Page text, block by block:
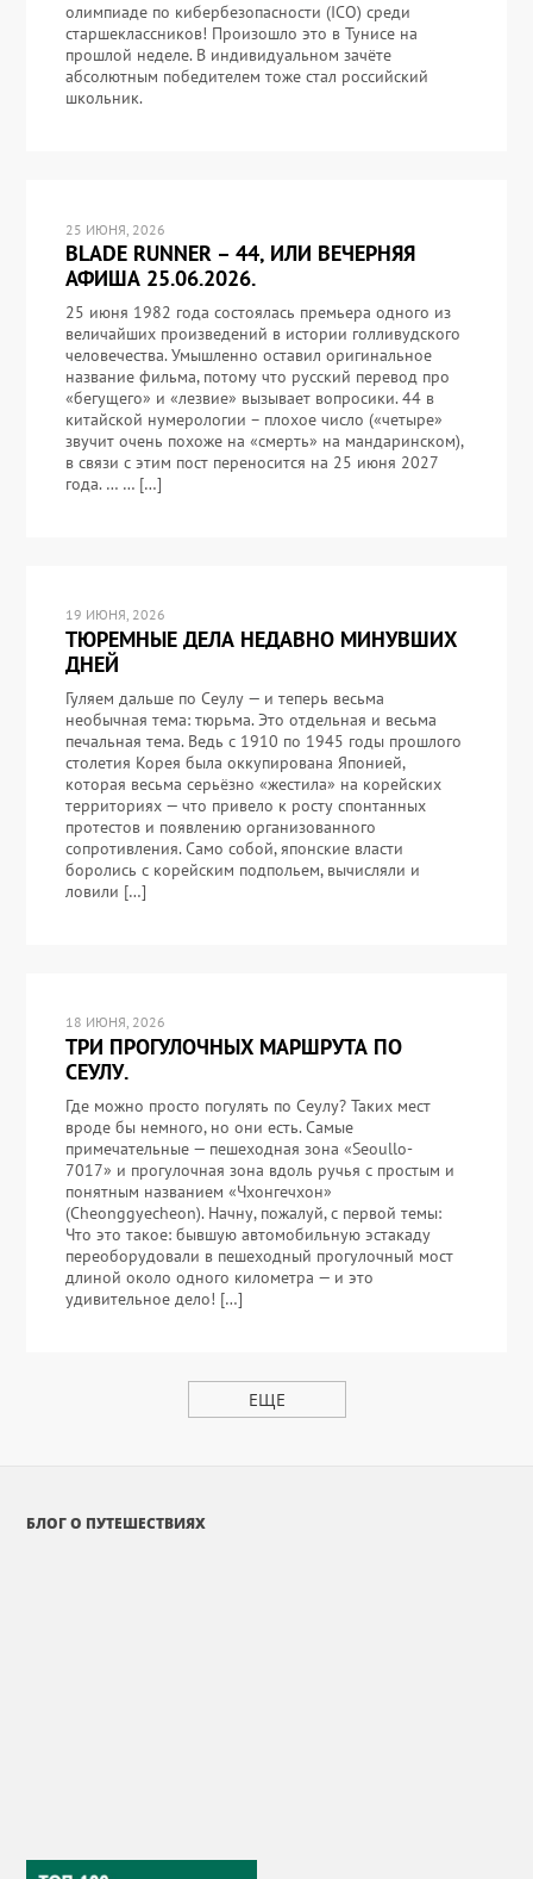
олимпиаде по кибербезопасности (ICO) среди
старшеклассников! Произошло это в Тунисе на
прошлой неделе. В индивидуальном зачёте
абсолютным победителем тоже стал российский
школьник.
25 ИЮНЯ, 2026
BLADE RUNNER – 44, ИЛИ ВЕЧЕРНЯЯ
АФИША 25.06.2026.
25 июня 1982 года состоялась премьера одного из
величайших произведений в истории голливудского
человечества. Умышленно оставил оригинальное
название фильма, потому что русский перевод про
«бегущего» и «лезвие» вызывает вопросики. 44 в
китайской нумерологии – плохое число («четыре»
звучит очень похоже на «смерть» на мандаринском),
в связи с этим пост переносится на 25 июня 2027
года. … … […]
19 ИЮНЯ, 2026
ТЮРЕМНЫЕ ДЕЛА НЕДАВНО МИНУВШИХ
ДНЕЙ
Гуляем дальше по Сеулу — и теперь весьма
необычная тема: тюрьма. Это отдельная и весьма
печальная тема. Ведь с 1910 по 1945 годы прошлого
столетия Корея была оккупирована Японией,
которая весьма серьёзно «жестила» на корейских
территориях — что привело к росту спонтанных
протестов и появлению организованного
сопротивления. Само собой, японские власти
боролись с корейским подпольем, вычисляли и
ловили […]
18 ИЮНЯ, 2026
ТРИ ПРОГУЛОЧНЫХ МАРШРУТА ПО
СЕУЛУ.
Где можно просто погулять по Сеулу? Таких мест
вроде бы немного, но они есть. Самые
примечательные — пешеходная зона «Seoullo-
7017» и прогулочная зона вдоль ручья с простым и
понятным названием «Чхонгечхон»
(Cheonggyecheon). Начну, пожалуй, с первой темы:
Что это такое: бывшую автомобильную эстакаду
переоборудовали в пешеходный прогулочный мост
длиной около одного километра — и это
удивительное дело! […]
ЕЩЕ
БЛОГ О ПУТЕШЕСТВИЯХ